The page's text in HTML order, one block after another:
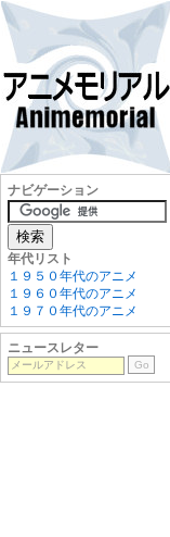
ナビゲーション
年代リスト
１９５０年代のアニメ
１９６０年代のアニメ
１９７０年代のアニメ
ニュースレター